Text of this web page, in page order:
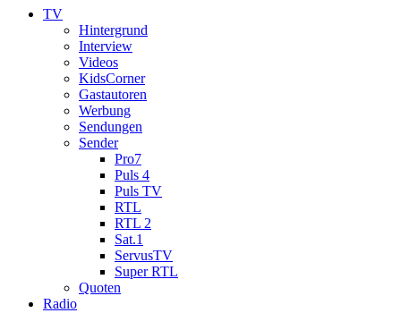
springen
TV
Hintergrund
Interview
Videos
KidsCorner
Gastautoren
Werbung
Sendungen
Sender
Pro7
Puls 4
Puls TV
RTL
RTL 2
Sat.1
ServusTV
Super RTL
Quoten
Radio